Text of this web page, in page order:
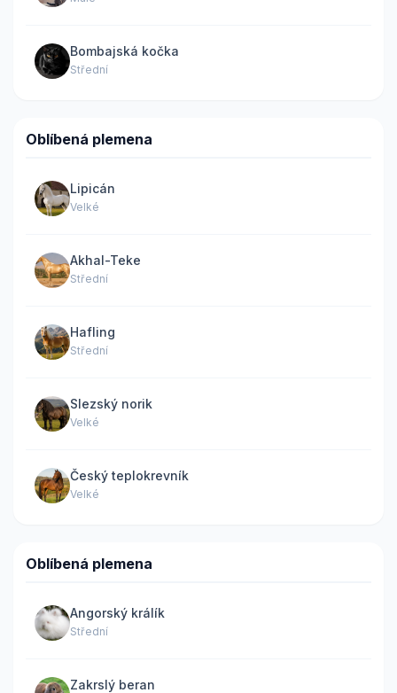
Bombajská kočka
Střední
Oblíbená plemena
Lipicán
Velké
Akhal-Teke
Střední
Hafling
Střední
Slezský norik
Velké
Český teplokrevník
Velké
Oblíbená plemena
Angorský králík
Střední
Zakrslý beran